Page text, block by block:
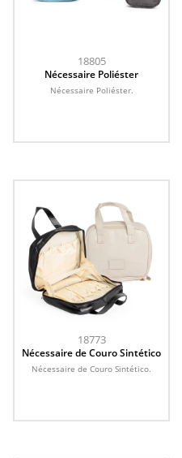
18805
Nécessaire Poliéster
Nécessaire Poliéster.
18773
Nécessaire de Couro Sintético
Nécessaire de Couro Sintético.